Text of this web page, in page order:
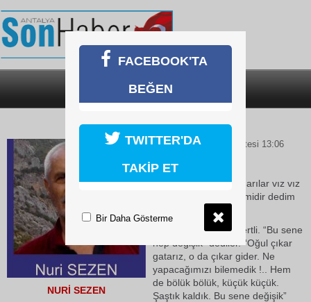
SON DAKİKA
ARI OĞUL HİKAYESİ
NURİ SEZEN
01 Haziran 2026 Pazartesi 13:06
“Bahar geldi gül açtı, arılar vız vız
çalıştı.” Misali, mevsimidir dedim
Köyde arıcılar hep dertli. “Bu sene
hep değişik” dediler. “Oğul çıkar
gatarız, o da çıkar gider. Ne
yapacağımızı bilemedik !.. Hem
de bölük bölük, küçük küçük.
Şaştık kaldık. Bu sene değişik”
FACEBOOK'TA
BEĞEN
TWITTER'DA
TAKİP ET
Bir Daha Gösterme